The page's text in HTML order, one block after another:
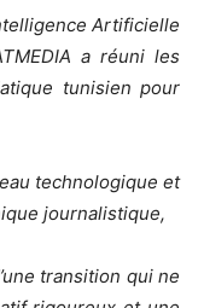
Artificielle
a réuni les
tunisien pour
technologique et
journalistique,
transition qui ne